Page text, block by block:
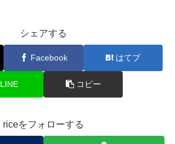
シェアする
Facebook はてブ
LINE コピー
riceをフォローする